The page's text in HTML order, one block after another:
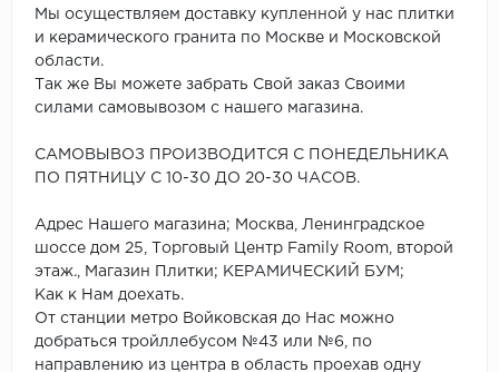
Мы осуществляем доставку купленной у нас плитки
и керамического гранита по Москве и Московской
области.
Так же Вы можете забрать Свой заказ Своими
силами самовывозом с нашего магазина.
САМОВЫВОЗ ПРОИЗВОДИТСЯ С ПОНЕДЕЛЬНИКА
ПО ПЯТНИЦУ С 10-30 ДО 20-30 ЧАСОВ.
Адрес Нашего магазина; Москва, Ленинградское
шоссе дом 25, Торговый Центр Family Room, второй
этаж., Магазин Плитки; КЕРАМИЧЕСКИЙ БУМ;
Как к Нам доехать.
От станции метро Войковская до Нас можно
добраться тройллебусом №43 или №6, по
направлению из центра в область проехав одну